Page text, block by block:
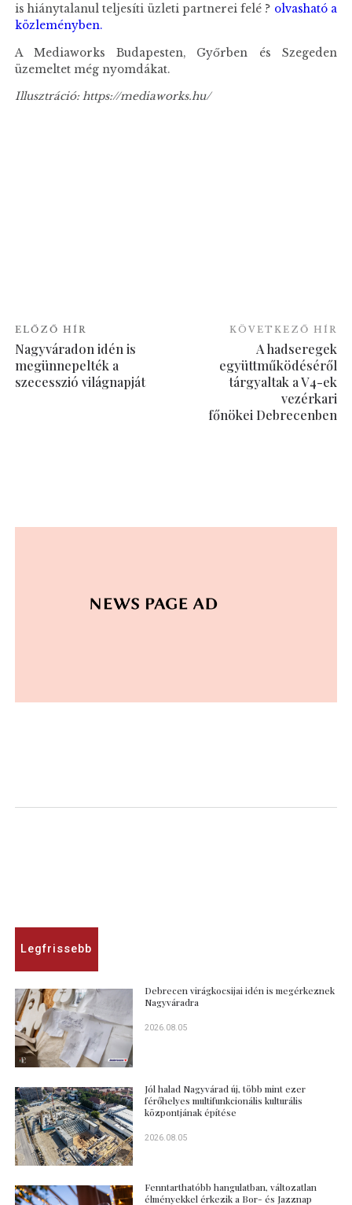
is hiánytalanul teljesíti üzleti partnerei felé ? olvasható a
közleményben.
A Mediaworks Budapesten, Győrben és Szegeden
üzemeltet még nyomdákat.
Illusztráció: https://mediaworks.hu/
ELŐZŐ HÍR
Nagyváradon idén is
megünnepelték a
szecesszió világnapját
KÖVETKEZŐ HÍR
A hadseregek
együttműködéséről
tárgyaltak a V4-ek
vezérkari
főnökei Debrecenben
Legfrissebb
Debrecen virágkocsijai idén is megérkeznek
Nagyváradra
2026.08.05
Jól halad Nagyvárad új, több mint ezer
férőhelyes multifunkcionális kulturális
központjának építése
2026.08.05
Fenntarthatóbb hangulatban, változatlan
élményekkel érkezik a Bor- és Jazznap